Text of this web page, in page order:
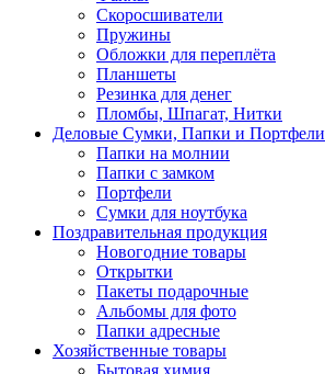
Скоросшиватели
Пружины
Обложки для переплёта
Планшеты
Резинка для денег
Пломбы, Шпагат, Нитки
Деловые Сумки, Папки и Портфели
Папки на молнии
Папки с замком
Портфели
Сумки для ноутбука
Поздравительная продукция
Новогодние товары
Открытки
Пакеты подарочные
Альбомы для фото
Папки адресные
Хозяйственные товары
Бытовая химия